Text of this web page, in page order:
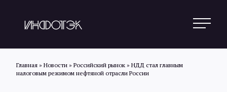
Главная » Новости » Российский рынок » НДД стал главным
налоговым режимом нефтяной отрасли России